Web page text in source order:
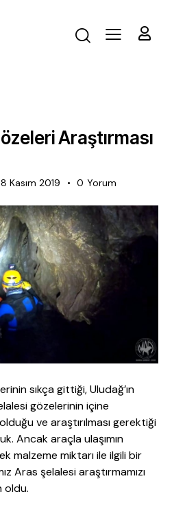
Araştırması
8 Kasım 2019 0 Yorum
sıkça gittiği, Uludağ’ın
gözelerinin içine
ve araştırılması gerektiği
Ancak araçla ulaşımın
malzeme miktarı ile ilgili bir
Aras şelalesi araştırmamızı
oldu.